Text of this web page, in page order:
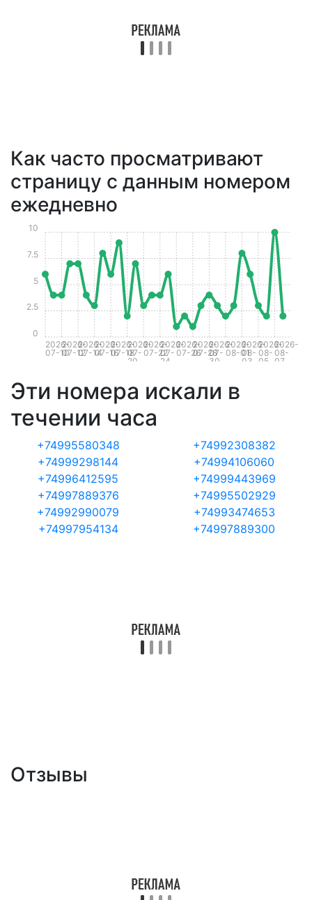
Как часто просматривают
страницу с данным номером
ежедневно
2026-
07-10
2026-
07-12
2026-
07-14
2026-
07-16
2026-
07-18
2026-
07-
20
2026-
07-22
2026-
07-
24
2026-
07-26
2026-
07-28
2026-
07-
30
2026-
08-01
2026-
08-
03
2026-
08-
05
2026-
08-
07
0
2.5
5
7.5
10
Эти номера искали в
течении часа
+74995580348
+74992308382
+74999298144
+74994106060
+74996412595
+74999443969
+74997889376
+74995502929
+74992990079
+74993474653
+74997954134
+74997889300
Отзывы